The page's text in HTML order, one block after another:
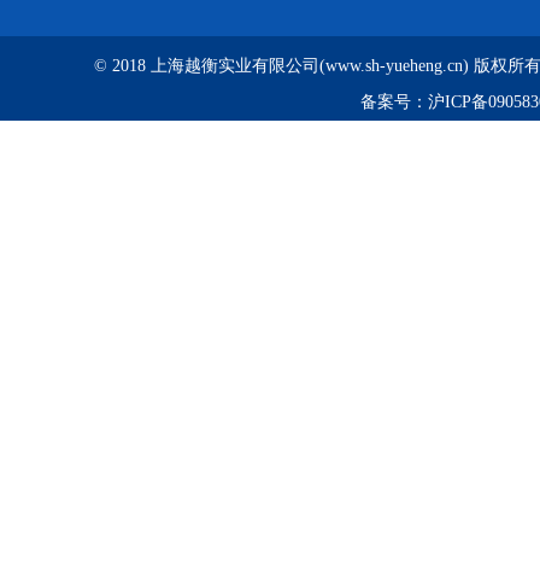
© 2018 上海越衡实业有限公司(www.sh-yueheng.cn) 版权所
备案号： 沪ICP备